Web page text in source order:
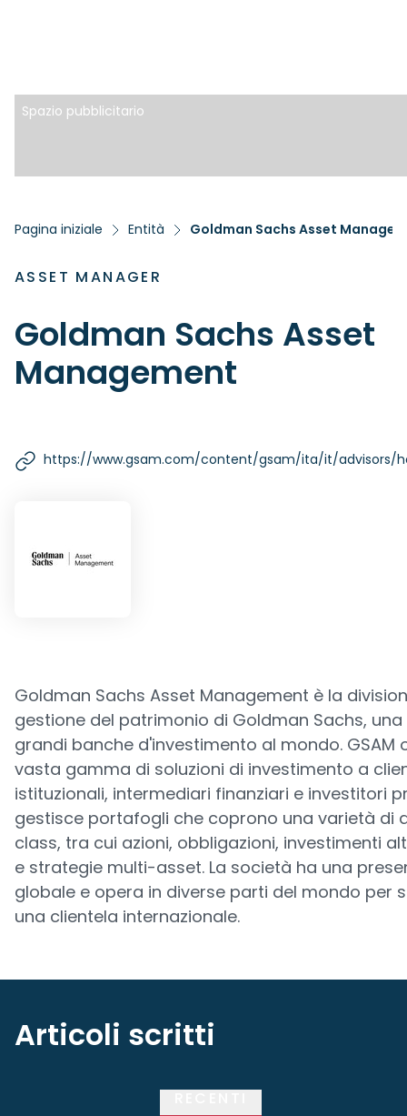
Spazio pubblicitario
Pagina iniziale Entità Goldman Sachs Asset
ASSET MANAGER
Goldman Sachs Asset
Management
https://www.gsam.com/content/gsam/ita/it/advisors/
Goldman Sachs Asset Management è la
gestione del patrimonio di Goldman Sachs, una
grandi banche d'investimento al mondo. GSAM
vasta gamma di soluzioni di investimento a
istituzionali, intermediari finanziari e investitori
gestisce portafogli che coprono una varietà di
class, tra cui azioni, obbligazioni, investimenti
e strategie multi-asset. La società ha una
globale e opera in diverse parti del mondo per
una clientela internazionale.
Articoli scritti